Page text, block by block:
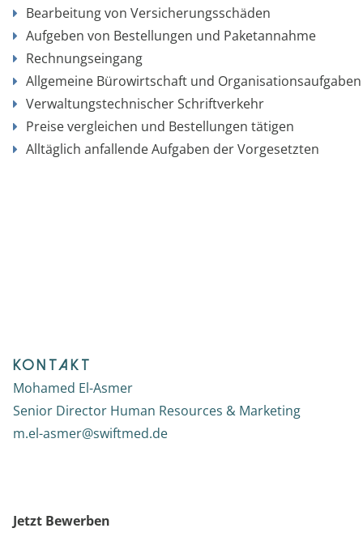
Bearbeitung von Versicherungsschäden
Aufgeben von Bestellungen und Paketannahme
Rechnungseingang
Allgemeine Bürowirtschaft und Organisationsaufgaben
Verwaltungstechnischer Schriftverkehr
Preise vergleichen und Bestellungen tätigen
Alltäglich anfallende Aufgaben der Vorgesetzten
Kontakt
Mohamed El-Asmer
Senior Director Human Resources & Marketing
m.el-asmer@swiftmed.de
Jetzt Bewerben